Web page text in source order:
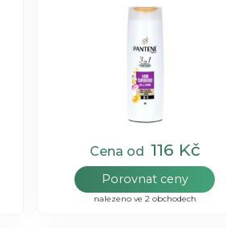
Cena od 116 Kč
Porovnat ceny
nalezeno ve 2 obchodech